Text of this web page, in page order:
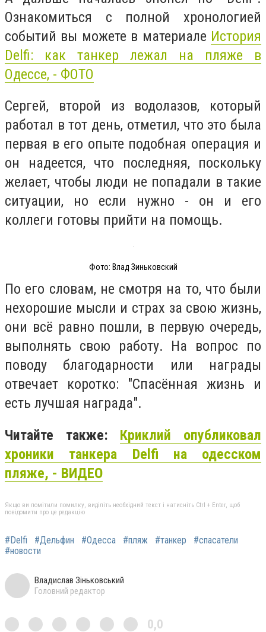
Ознакомиться с полной хронологией
событий вы можете в материале История
Delfi: как танкер лежал на пляже в
Одессе, - ФОТО
Сергей, второй из водолазов, который
работал в тот день, отметил, что это была
первая в его опыте подобная операция и
он надеется, что последняя, поскольку
желает, чтобы люди не попадали в такие
ситуации, но если нужно - он и его
коллеги готовы прийти на помощь.
Фото: Влад Зиньковский
По его словам, не смотря на то, что были
нехорошие мысли и страх за свою жизнь,
они всё равно пошли, в первую очередь,
выполнять свою работу. На вопрос по
поводу благодарности или награды
отвечает коротко: "Спасённая жизнь и
есть лучшая награда".
Читайте также: Криклий опубликовал
хроники танкера Delfi на одесском
пляже, - ВИДЕО
Якщо ви помітили помилку, виділіть необхідний текст і натисніть Ctrl + Enter, щоб
повідомити про це редакцію
#Delfi #Дельфин #Одесса #пляж #танкер
#спасатели
#новости
Владислав Зіньковський
Головний редактор
0,0